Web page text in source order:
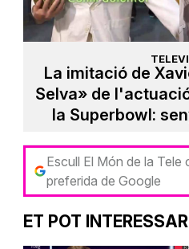
La imitació de
Selva» de
la Superbowl:
Escull El Món de la
preferida de Google
ET POT INTERESSAR